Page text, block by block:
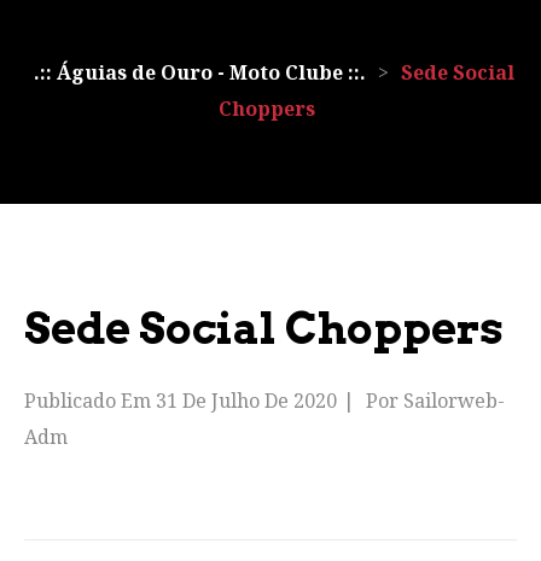
.:: Águias de Ouro - Moto Clube ::. > Sede Social
Choppers
Sede Social Choppers
Publicado Em 31 De Julho De 2020 Por Sailorweb-
Adm